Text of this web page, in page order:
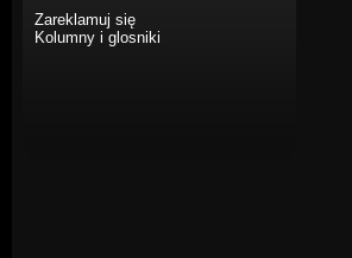
Zareklamuj się
Kolumny i glosniki